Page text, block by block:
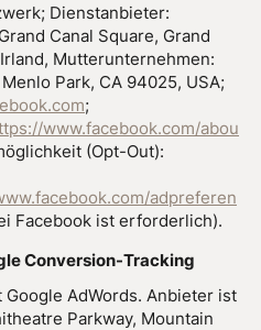
Dienstanbieter:
Canal Square, Grand
Mutterunternehmen:
Park, CA 94025, USA;
;
www.facebook.com/abou
(Opt-Out):
adpreferen
Facebook ist erforderlich).
Conversion-Tracking
AdWords. Anbieter ist
Parkway, Mountain